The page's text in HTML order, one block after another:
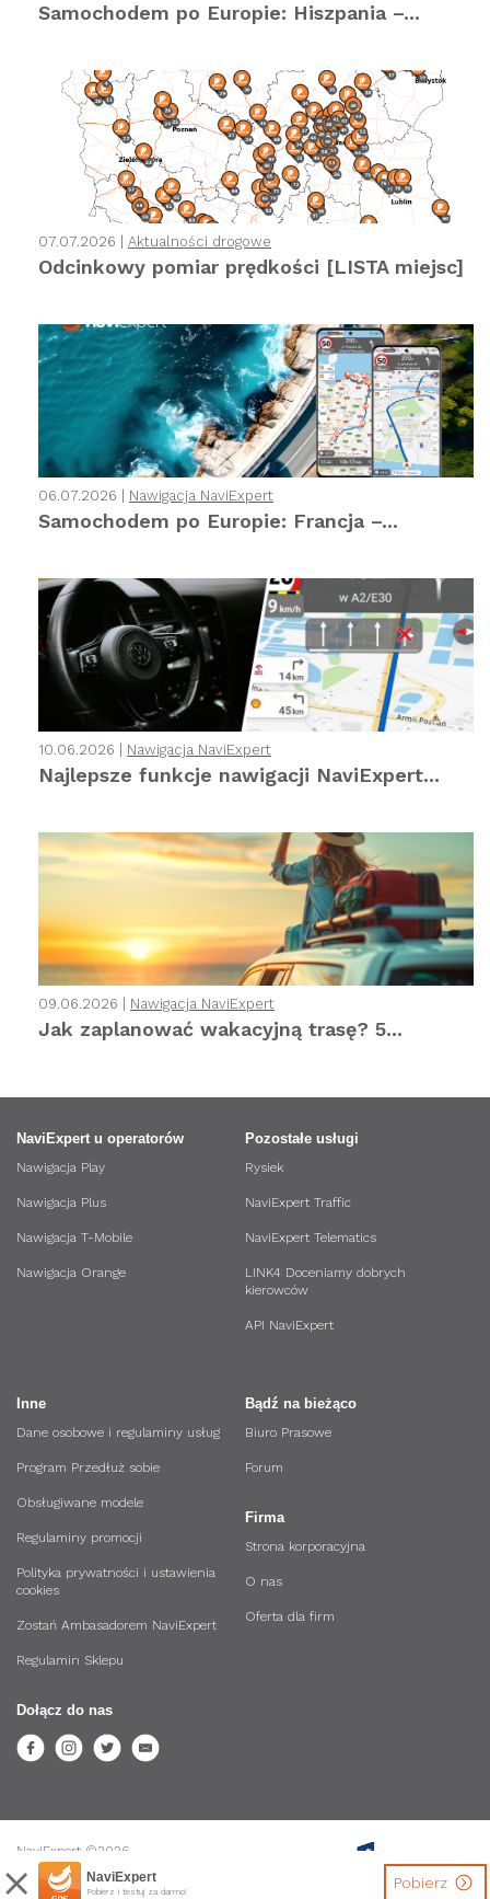
NaviExpert
Pobierz i testuj za darmo!
Pobierz
Samochodem po Europie: Hiszpania –...
07.07.2026 | Aktualności drogowe
Odcinkowy pomiar prędkości [LISTA miejsc]
06.07.2026 | Nawigacja NaviExpert
Samochodem po Europie: Francja –...
10.06.2026 | Nawigacja NaviExpert
Najlepsze funkcje nawigacji NaviExpert...
09.06.2026 | Nawigacja NaviExpert
Jak zaplanować wakacyjną trasę? 5...
NaviExpert u operatorów
Nawigacja Play
Nawigacja Plus
Nawigacja T-Mobile
Nawigacja Orange
Pozostałe usługi
Rysiek
NaviExpert Traffic
NaviExpert Telematics
LINK4 Doceniamy dobrych
kierowców
API NaviExpert
Bądź na bieżąco
Biuro Prasowe
Forum
Firma
Strona korporacyjna
O nas
Oferta dla firm
Inne
Dane osobowe i regulaminy usług
Program Przedłuż sobie
Obsługiwane modele
Regulaminy promocji
Polityka prywatności i ustawienia
cookies
Zostań Ambasadorem NaviExpert
Regulamin Sklepu
Dołącz do nas
NaviExpert ©2026.
Wszystkie prawa zastrzeżone.